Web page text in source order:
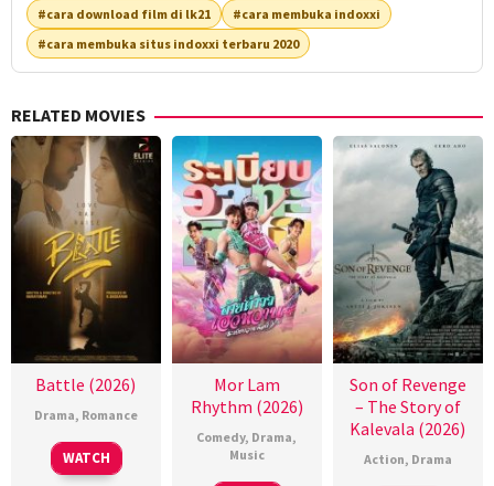
#cara download film di lk21
#cara membuka indoxxi
#cara membuka situs indoxxi terbaru 2020
RELATED MOVIES
Battle (2026)
Drama, Romance
WATCH
Mor Lam
Rhythm (2026)
Comedy, Drama,
Music
Son of Revenge
– The Story of
Kalevala (2026)
Action, Drama